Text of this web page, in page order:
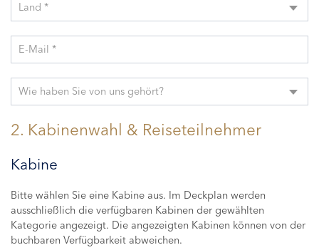
Land *
E-Mail *
Wie haben Sie von uns gehört?
2. Kabinenwahl & Reiseteilnehmer
Kabine
Bitte wählen Sie eine Kabine aus. Im Deckplan werden
ausschließlich die verfügbaren Kabinen der gewählten
Kategorie angezeigt. Die angezeigten Kabinen können von der
buchbaren Verfügbarkeit abweichen.